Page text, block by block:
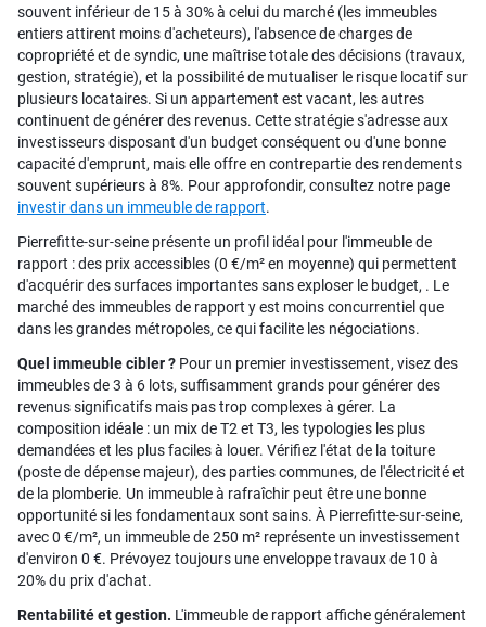
souvent inférieur de 15 à 30% à celui du marché (les immeubles
entiers attirent moins d'acheteurs), l'absence de charges de
copropriété et de syndic, une maîtrise totale des décisions (travaux,
gestion, stratégie), et la possibilité de mutualiser le risque locatif sur
plusieurs locataires. Si un appartement est vacant, les autres
continuent de générer des revenus. Cette stratégie s'adresse aux
investisseurs disposant d'un budget conséquent ou d'une bonne
capacité d'emprunt, mais elle offre en contrepartie des rendements
souvent supérieurs à 8%. Pour approfondir, consultez notre page
investir dans un immeuble de rapport.
Pierrefitte-sur-seine présente un profil idéal pour l'immeuble de
rapport : des prix accessibles (0 €/m² en moyenne) qui permettent
d'acquérir des surfaces importantes sans exploser le budget, . Le
marché des immeubles de rapport y est moins concurrentiel que
dans les grandes métropoles, ce qui facilite les négociations.
Quel immeuble cibler ? Pour un premier investissement, visez des
immeubles de 3 à 6 lots, suffisamment grands pour générer des
revenus significatifs mais pas trop complexes à gérer. La
composition idéale : un mix de T2 et T3, les typologies les plus
demandées et les plus faciles à louer. Vérifiez l'état de la toiture
(poste de dépense majeur), des parties communes, de l'électricité et
de la plomberie. Un immeuble à rafraîchir peut être une bonne
opportunité si les fondamentaux sont sains. À Pierrefitte-sur-seine,
avec 0 €/m², un immeuble de 250 m² représente un investissement
d'environ 0 €. Prévoyez toujours une enveloppe travaux de 10 à
20% du prix d'achat.
Rentabilité et gestion. L'immeuble de rapport affiche généralement